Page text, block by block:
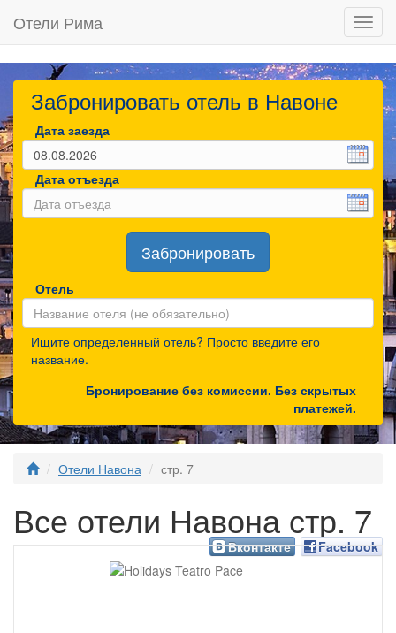
Отели Рима
Забронировать отель в Навоне
Дата заезда
Дата отъезда
Забронировать
Отель
Ищите определенный отель? Просто введите его
название.
Бронирование без комиссии. Без скрытых
платежей.
Отели Навона стр. 7
Все отели Навона стр. 7
Facebook
Вконтакте